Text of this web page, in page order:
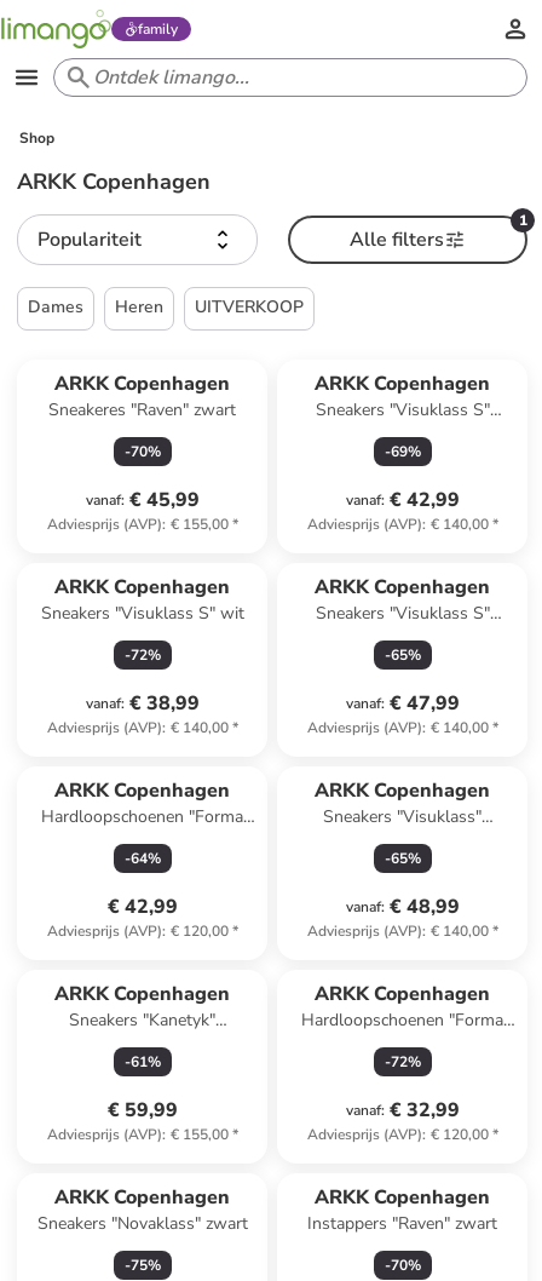
family
Shop
ARKK Copenhagen
Populariteit
1
Alle filters
Dames Heren UITVERKOOP
ARKK Copenhagen
Sneakeres "Raven" zwart
-70%
vanaf: € 45,99
Adviesprijs (AVP): € 155,00*
ARKK Copenhagen
Sneakers "Visuklass S"
lichtblauw
-69%
vanaf: € 42,99
Adviesprijs (AVP): € 140,00*
ARKK Copenhagen
Sneakers "Visuklass S" wit
-72%
vanaf: € 38,99
Adviesprijs (AVP): € 140,00*
ARKK Copenhagen
Sneakers "Visuklass S"
wit/grijs
-65%
vanaf: € 47,99
Adviesprijs (AVP): € 140,00*
ARKK Copenhagen
Hardloopschoenen "Forma
Runner" beige/grijs
-64%
€ 42,99
Adviesprijs (AVP): € 120,00*
ARKK Copenhagen
Sneakers "Visuklass"
donkerblauw
-65%
vanaf: € 48,99
Adviesprijs (AVP): € 140,00*
ARKK Copenhagen
Sneakers "Kanetyk"
donkerblauw
-61%
€ 59,99
Adviesprijs (AVP): € 155,00*
ARKK Copenhagen
Hardloopschoenen "Forma
Runner" groen/zilverkleurig
-72%
vanaf: € 32,99
Adviesprijs (AVP): € 120,00*
ARKK Copenhagen
Sneakers "Novaklass" zwart
-75%
ARKK Copenhagen
Instappers "Raven" zwart
-70%